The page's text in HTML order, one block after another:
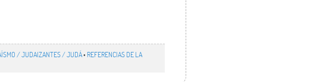
/ JUDAIZANTES / JUDÁ• REFERENCIAS DE LA